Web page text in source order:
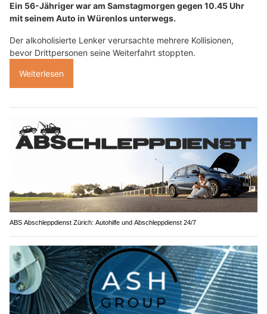
Ein 56-Jähriger war am Samstagmorgen gegen 10.45 Uhr
mit seinem Auto in Würenlos unterwegs.
Der alkoholisierte Lenker verursachte mehrere Kollisionen,
bevor Drittpersonen seine Weiterfahrt stoppten.
Weiterlesen
ABS Abschleppdienst Zürich: Autohilfe und Abschleppdienst 24/7